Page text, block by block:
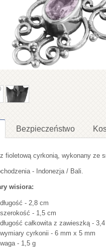
Bezpieczeństwo
fioletową cyrkonią, wykonany ze
- Indonezja / Bali.
wisiora:
długość - 2,8 cm
szerokość - 1,5 cm
długość całkowita z zawieszką -
wymiary cyrkonii - 6 mm x 5 mm
waga - 1,5 g